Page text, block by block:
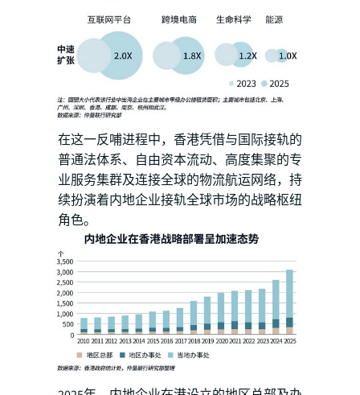
在这一反哺进程中，香港凭借与国际接轨的
普通法体系、自由资本流动、高度集聚的专
业服务集群及连接全球的物流航运网络，持
续扮演着内地企业接轨全球市场的战略枢纽
角色。